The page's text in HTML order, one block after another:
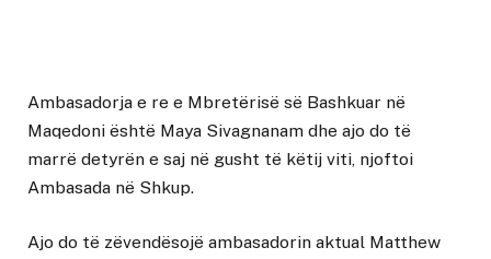
Ambasadorja e re e Mbretërisë së Bashkuar në
Maqedoni është Maya Sivagnanam dhe ajo do të
marrë detyrën e saj në gusht të këtij viti, njoftoi
Ambasada në Shkup.
Ajo do të zëvendësojë ambasadorin aktual Matthew